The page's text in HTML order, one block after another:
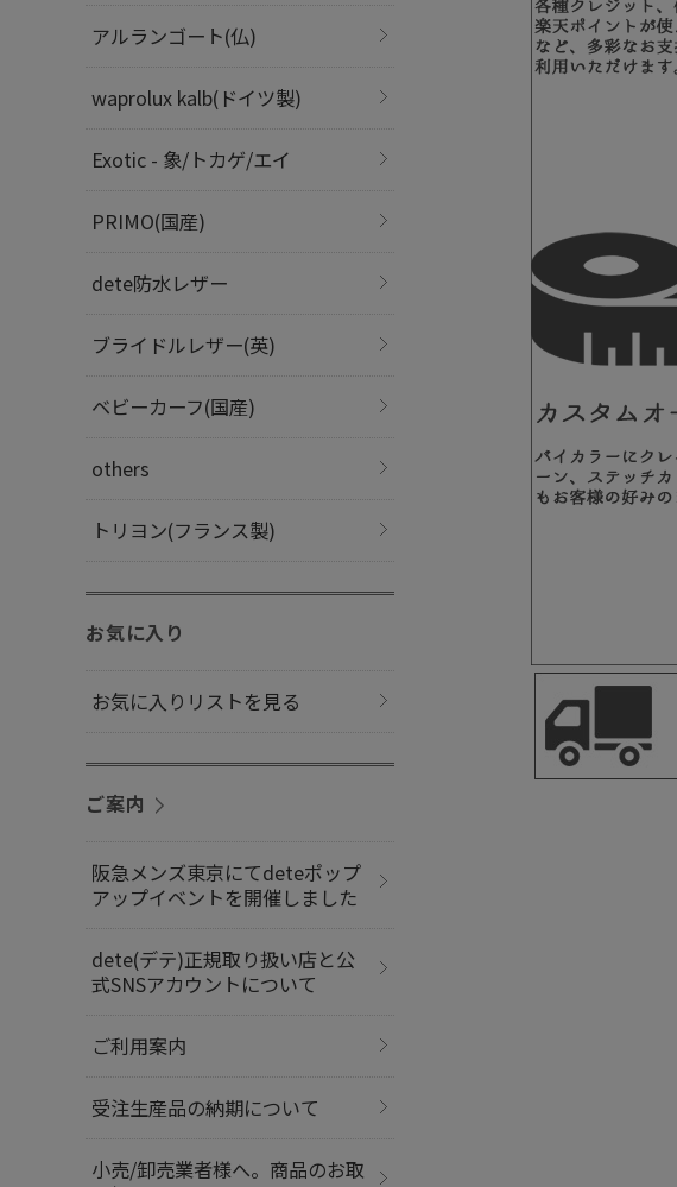
アルランゴート(仏)
waprolux kalb(ドイツ製)
Exotic - 象/トカゲ/エイ
PRIMO(国産)
dete防水レザー
ブライドルレザー(英)
ベビーカーフ(国産)
others
トリヨン(フランス製)
お気に入り
お気に入りリストを見る
ご案内
阪急メンズ東京にてdeteポップ
アップイベントを開催しました
dete(デテ)正規取り扱い店と公
式SNSアカウントについて
ご利用案内
受注生産品の納期について
小売/卸売業者様へ。商品のお取